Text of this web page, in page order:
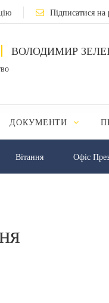
Підписатися на
ВОЛОДИМИР
ДОКУМЕНТИ
Вiтання Офіс